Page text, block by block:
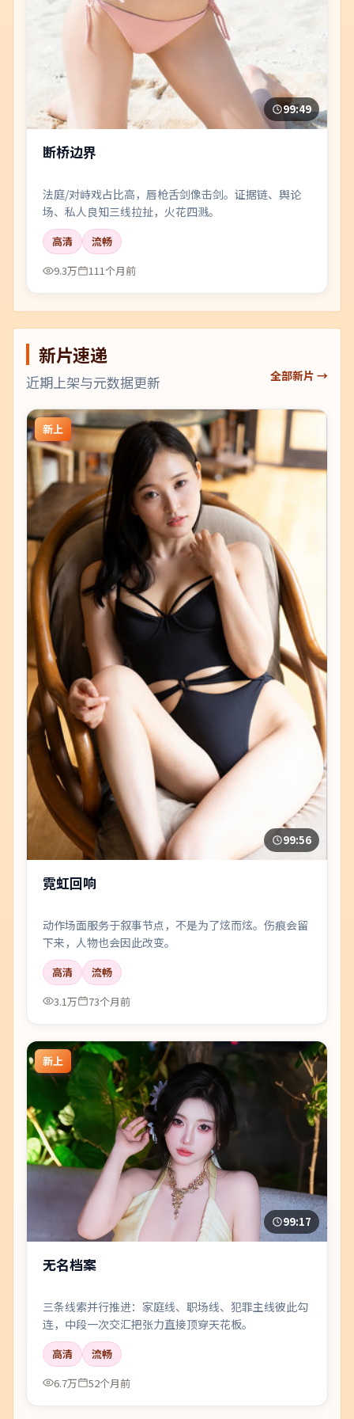
99:49
断桥边界
法庭/对峙戏占比高，唇枪舌剑像击剑。证据链、舆论
场、私人良知三线拉扯，火花四溅。
高清
流畅
9.3万
111个月前
新片速递
近期上架与元数据更新 全部新片 →
新上
99:56
霓虹回响
动作场面服务于叙事节点，不是为了炫而炫。伤痕会留
下来，人物也会因此改变。
高清
流畅
3.1万
73个月前
新上
99:17
无名档案
三条线索并行推进：家庭线、职场线、犯罪主线彼此勾
连，中段一次交汇把张力直接顶穿天花板。
高清
流畅
6.7万
52个月前